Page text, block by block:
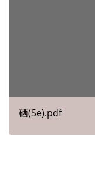
硒(Se).pdf